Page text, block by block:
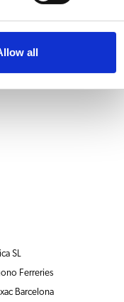
all
SL
Ferreries
Barcelona